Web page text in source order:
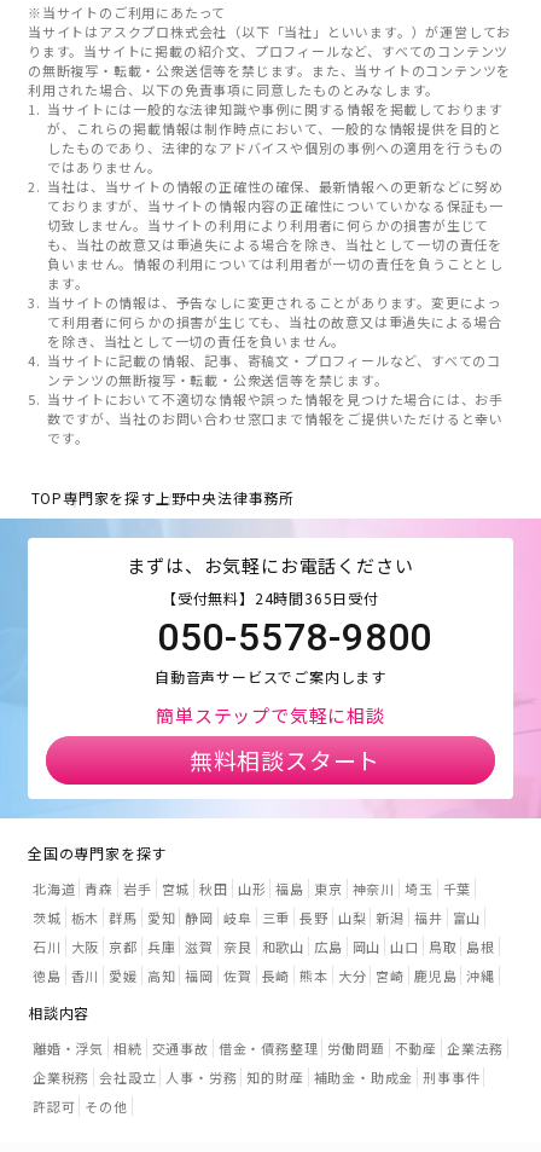
※当サイトのご利用にあたって
当サイトはアスクプロ株式会社（以下「当社」といいます。）が運営してお
ります。当サイトに掲載の紹介文、プロフィールなど、すべてのコンテンツ
の無断複写・転載・公衆送信等を禁じます。また、当サイトのコンテンツを
利用された場合、以下の免責事項に同意したものとみなします。
当サイトには一般的な法律知識や事例に関する情報を掲載しております
が、これらの掲載情報は制作時点において、一般的な情報提供を目的と
したものであり、法律的なアドバイスや個別の事例への適用を行うもの
ではありません。
当社は、当サイトの情報の正確性の確保、最新情報への更新などに努め
ておりますが、当サイトの情報内容の正確性についていかなる保証も一
切致しません。当サイトの利用により利用者に何らかの損害が生じて
も、当社の故意又は重過失による場合を除き、当社として一切の責任を
負いません。情報の利用については利用者が一切の責任を負うこととし
ます。
当サイトの情報は、予告なしに変更されることがあります。変更によっ
て利用者に何らかの損害が生じても、当社の故意又は重過失による場合
を除き、当社として一切の責任を負いません。
当サイトに記載の情報、記事、寄稿文・プロフィールなど、すべてのコ
ンテンツの無断複写・転載・公衆送信等を禁じます。
当サイトにおいて不適切な情報や誤った情報を見つけた場合には、お手
数ですが、当社のお問い合わせ窓口まで情報をご提供いただけると幸い
です。
TOP専門家を探す 上野中央法律事務所
まずは、お気軽にお電話ください
【受付無料】24時間365日受付
050-5578-9800
自動音声サービスでご案内します
簡単ステップで気軽に相談
無料相談スタート
全国の専門家を探す
北海道 青森 岩手 宮城 秋田 山形 福島 東京 神奈川 埼玉
千葉
茨城 栃木 群馬 愛知 静岡 岐阜 三重 長野 山梨 新潟 福井
富山
石川
大阪 京都 兵庫 滋賀 奈良 和歌山 広島 岡山 山口 鳥取
島根
徳島 香川 愛媛 高知 福岡 佐賀 長崎 熊本 大分 宮崎 鹿児島 沖縄
相談内容
離婚・浮気 相続 交通事故 借金・債務整理 労働問題 不動産 企業法務
企業税務 会社設立 人事・労務 知的財産 補助金・助成金 刑事事件
許認可 その他